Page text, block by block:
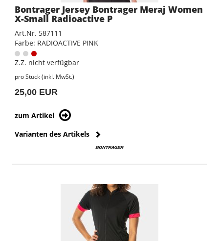
Bontrager Jersey Bontrager Meraj Women
X-Small Radioactive P
Art.Nr. 587111
Farbe: RADIOACTIVE PINK
Z.Z. nicht verfügbar
pro Stück (inkl. MwSt.)
25,00 EUR
zum Artikel
Varianten des Artikels